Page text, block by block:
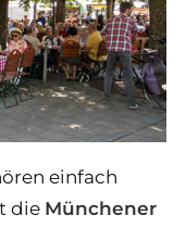
einfach
die Münchener